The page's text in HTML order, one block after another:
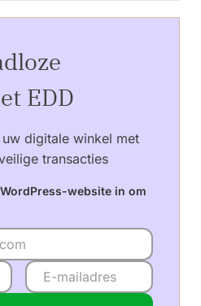
EDD
digitale winkel met
transacties
website in om